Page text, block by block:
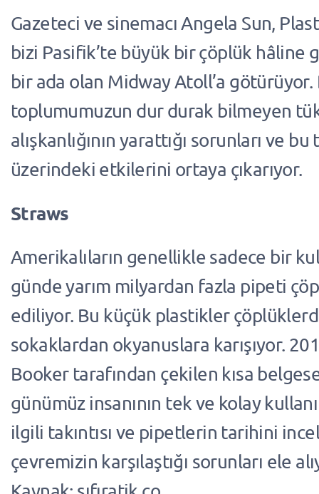
Gazeteci ve sinemacı Angela Sun,
bizi Pasifik’te büyük bir çöplük hâline
bir ada olan Midway Atoll’a götürüyor.
toplumumuzun dur durak bilmeyen
alışkanlığının yarattığı sorunları ve
üzerindeki etkilerini ortaya çıkarıyor.
Straws
Amerikalıların genellikle sadece bir
günde yarım milyardan fazla pipeti
ediliyor. Bu küçük plastikler
sokaklardan okyanuslara karışıyor.
Booker tarafından çekilen kısa
günümüz insanının tek ve kolay
ilgili takıntısı ve pipetlerin tarihini
çevremizin karşılaştığı sorunları ele